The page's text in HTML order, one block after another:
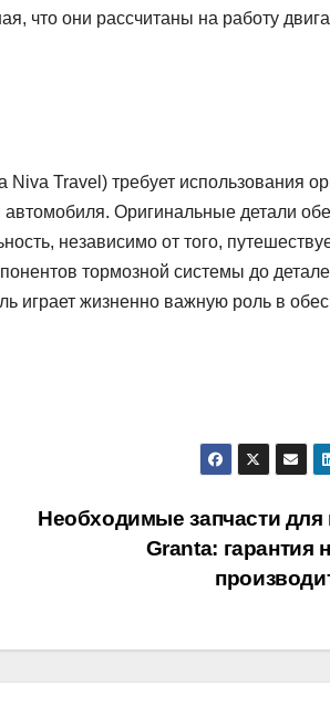
что они рассчитаны на работу
Travel) требует использования
Оригинальные детали
независимо от того,
тормозной системы до
играет жизненно важную роль в
Необходимые запчасти
Granta: гарантия